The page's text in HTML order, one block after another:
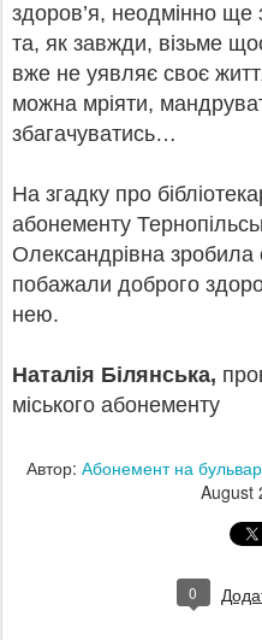
здоров’я, неодмінно ще
та, як завжди, візьме
вже не уявляє своє
можна мріяти,
збагачуватись…
На згадку про
абонементу
Олександрівна зробила
побажали доброго
нею.
Наталія Білянська,
міського абонементу
Автор: Абонемент на
August
0